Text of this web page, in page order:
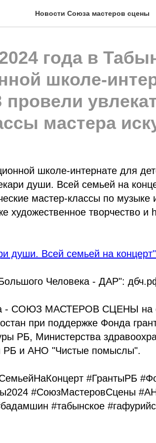
Новости Союза мастеров сцены
года в
школе-
провели
мастера
школе-интернате для
души. Всей семьей на
мастер-классы по музыке
художественное творчество
души. Всей семьей на
Человека - ДАР":
- СОЮЗ МАСТЕРОВ СЦЕНЫ на
при поддержке Фонда
РБ, Министерства
РБ и АНО "Чистые помыслы".
#ГрантыРБ
#СоюзМастеровСцены
#табынское